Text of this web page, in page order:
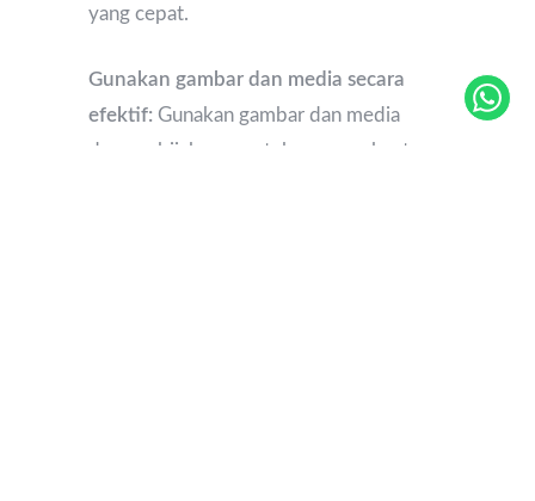
yang cepat.
Gunakan gambar dan media secara
efektif: Gunakan gambar dan media
dengan bijaksana untuk memperkuat